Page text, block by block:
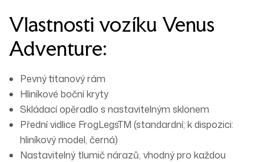
Vlastnosti vozíku Venus
Adventure:
Pevný titanový rám
Hliníkové boční kryty
Skládací opěradlo s nastavitelným sklonem
Přední vidlice FrogLegsTM (standardní; k dispozici:
hliníkový model, černá)
Nastavitelný tlumič nárazů, vhodný pro každou